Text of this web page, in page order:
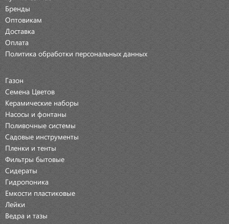
Бренды
Оптовикам
Доставка
Оплата
Политика обработки персональных данных
Газон
Семена Цветов
Керамические наборы
Насосы и фонтаны
Поливочные системы
Садовые инструменты
Пленки и тенты
Фильтры бытовые
Сидераты
Гидропоника
Емкости пластиковые
Лейки
Ведра и тазы